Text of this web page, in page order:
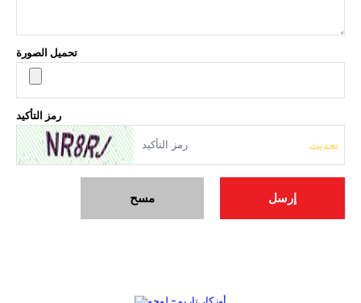
تحميل الصورة
رمز التأكيد
تحديث